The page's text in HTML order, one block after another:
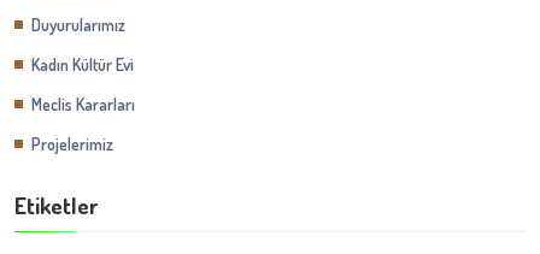
Duyurularımız
Kadın Kültür Evi
Meclis Kararları
Projelerimiz
Etiketler